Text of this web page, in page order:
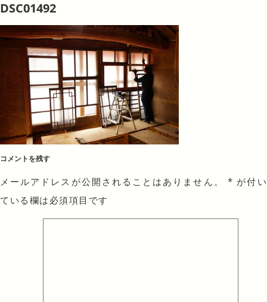
DSC01492
コメントを残す
メールアドレスが公開されることはありません。 * が付い
ている欄は必須項目です